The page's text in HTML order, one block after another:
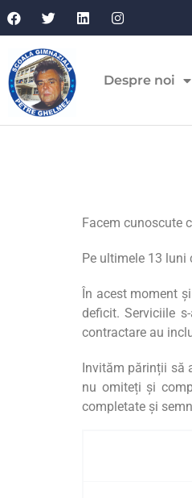
Despre noi
Facem cunoscute
Pe ultimele 13 luni
În acest moment
deficit. Serviciile
contractare au
Invităm părinții să
nu omiteți și
completate și